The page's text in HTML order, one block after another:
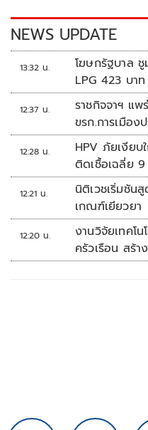
k k
NEWS UPDATE
13:32 น.
โฆษกรัฐบาล
LPG 423 บา
แสนล้าน
12:37 น.
ราชกิจจาฯ แ
ขรก.การเมือง
12:28 น.
HPV ภัยเงียบ
ติดเชื้อเฉลี่ย
12:21 น.
นิติเวชเริ่มชัน
เกณฑ์เยียวยา
12:20 น.
งานวิจัยเทคโ
ครัวเรือน สร้า